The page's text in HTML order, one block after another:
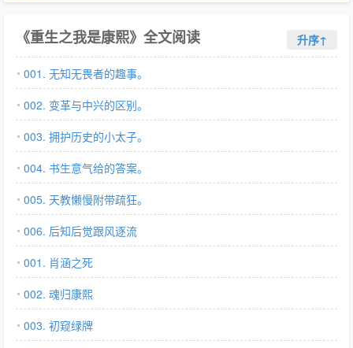
《重生之我是康熙》全文阅读 升序↑
001. 无知无畏者的趣事。
002. 变革与中兴的区别。
003. 拥护历史的小太子。
004. 书生意气给的答案。
005. 天教懒慢附带疏狂。
006. 后知后觉跟风逐流
001. 肖涵之死
002. 魂归康熙
003. 初窥绿牌